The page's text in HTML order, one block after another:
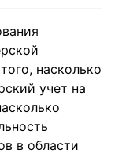
насколько
учет на
в области